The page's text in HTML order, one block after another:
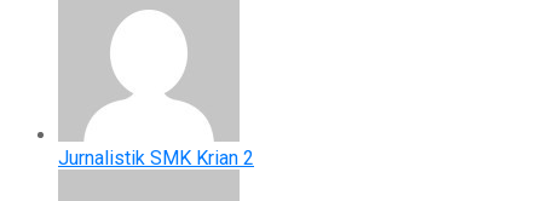
Jurnalistik SMK Krian 2